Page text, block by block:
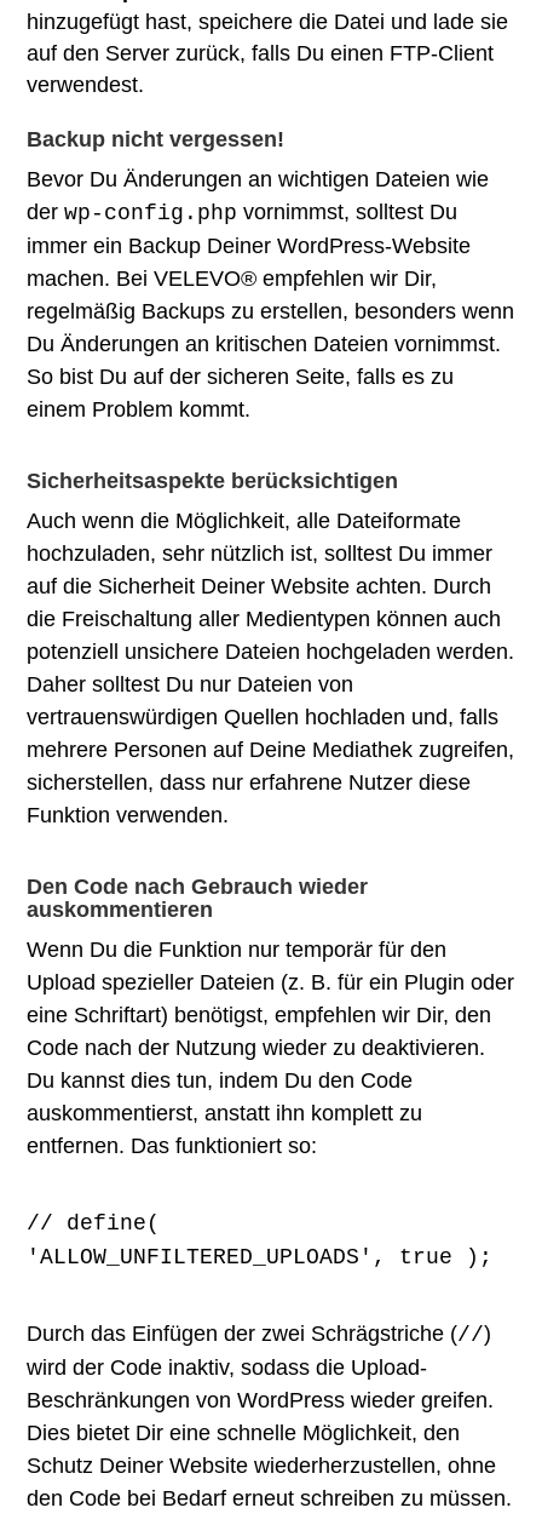
hinzugefügt hast, speichere die Datei und lade sie
auf den Server zurück, falls Du einen FTP-Client
verwendest.
Backup nicht vergessen!
Bevor Du Änderungen an wichtigen Dateien wie
derwp-config.php vornimmst, solltest Du
immer ein Backup Deiner WordPress-Website
machen. Bei VELEVO® empfehlen wir Dir,
regelmäßig Backups zu erstellen, besonders wenn
Du Änderungen an kritischen Dateien vornimmst.
So bist Du auf der sicheren Seite, falls es zu
einem Problem kommt.
Sicherheitsaspekte berücksichtigen
Auch wenn die Möglichkeit, alle Dateiformate
hochzuladen, sehr nützlich ist, solltest Du immer
auf die Sicherheit Deiner Website achten. Durch
die Freischaltung aller Medientypen können auch
potenziell unsichere Dateien hochgeladen werden.
Daher solltest Du nur Dateien von
vertrauenswürdigen Quellen hochladen und, falls
mehrere Personen auf Deine Mediathek zugreifen,
sicherstellen, dass nur erfahrene Nutzer diese
Funktion verwenden.
Den Code nach Gebrauch wieder
auskommentieren
Wenn Du die Funktion nur temporär für den
Upload spezieller Dateien (z. B. für ein Plugin oder
eine Schriftart) benötigst, empfehlen wir Dir, den
Code nach der Nutzung wieder zu deaktivieren.
Du kannst dies tun, indem Du den Code
auskommentierst, anstatt ihn komplett zu
entfernen. Das funktioniert so:
// define(
'ALLOW_UNFILTERED_UPLOADS', true );
Durch das Einfügen der zwei Schrägstriche (//)
wird der Code inaktiv, sodass die Upload-
Beschränkungen von WordPress wieder greifen.
Dies bietet Dir eine schnelle Möglichkeit, den
Schutz Deiner Website wiederherzustellen, ohne
den Code bei Bedarf erneut schreiben zu müssen.